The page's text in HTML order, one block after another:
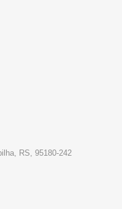
RS, 95180-242